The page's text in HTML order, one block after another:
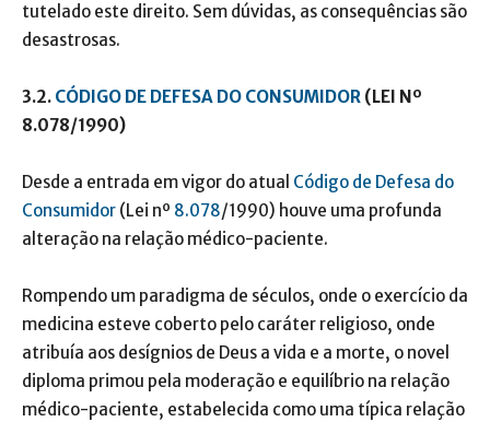
tutelado este direito. Sem dúvidas, as consequências são
desastrosas.
3.2. CÓDIGO DE DEFESA DO CONSUMIDOR (LEI Nº
8.078/1990)
Desde a entrada em vigor do atual Código de Defesa do
Consumidor (Lei nº 8.078/1990) houve uma profunda
alteração na relação médico-paciente.
Rompendo um paradigma de séculos, onde o exercício da
medicina esteve coberto pelo caráter religioso, onde
atribuía aos desígnios de Deus a vida e a morte, o novel
diploma primou pela moderação e equilíbrio na relação
médico-paciente, estabelecida como uma típica relação